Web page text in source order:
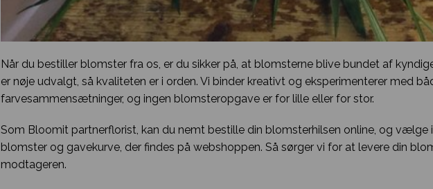
Når du bestiller blomster fra os, er du sikker på, at blomsterne blive bundet af
er nøje udvalgt, så kvaliteten er i orden. Vi binder kreativt og eksperimenterer med
farvesammensætninger, og ingen blomsteropgave er for lille eller for stor.
Som Bloomit partnerflorist, kan du nemt bestille din blomsterhilsen online, og vælge
blomster og gavekurve, der findes på webshoppen. Så sørger vi for at levere din
modtageren.